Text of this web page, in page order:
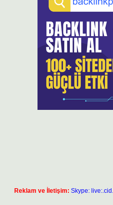
Reklam ve İletişim: Skype: